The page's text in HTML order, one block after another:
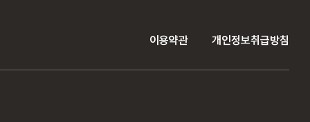
이용약관 개인정보취급방침